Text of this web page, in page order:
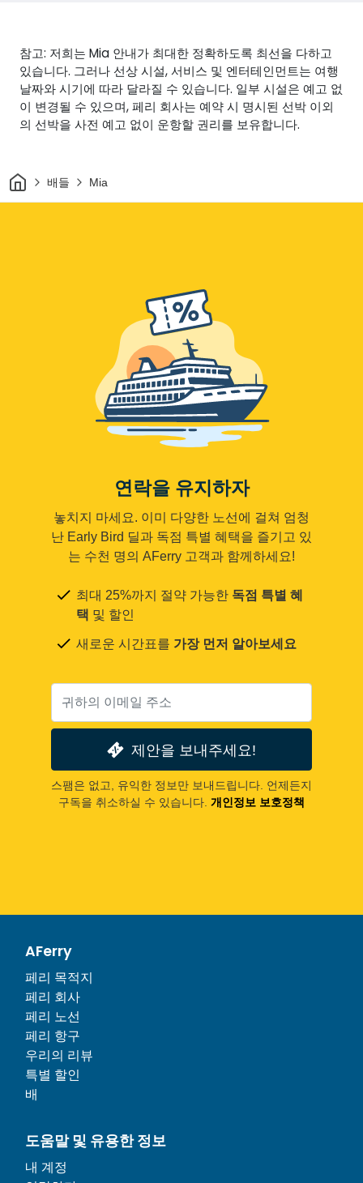
참고: 저희는 Mia 안내가 최대한 정확하도록 최선을 다하고
있습니다. 그러나 선상 시설, 서비스 및 엔터테인먼트는 여행
날짜와 시기에 따라 달라질 수 있습니다. 일부 시설은 예고 없
이 변경될 수 있으며, 페리 회사는 예약 시 명시된 선박 이외
의 선박을 사전 예고 없이 운항할 권리를 보유합니다.
집 배들 Mia
연락을 유지하자
놓치지 마세요. 이미 다양한 노선에 걸쳐 엄청
난 Early Bird 딜과 독점 특별 혜택을 즐기고 있
는 수천 명의 AFerry 고객과 함께하세요!
최대 25%까지 절약 가능한 독점 특별 혜
택 및 할인
새로운 시간표를 가장 먼저 알아보세요
제안을 보내주세요!
스팸은 없고, 유익한 정보만 보내드립니다. 언제든지
구독을 취소하실 수 있습니다. 개인정보 보호정책
AFerry
페리 목적지
페리 회사
페리 노선
페리 항구
우리의 리뷰
특별 할인
배
도움말 및 유용한 정보
내 계정